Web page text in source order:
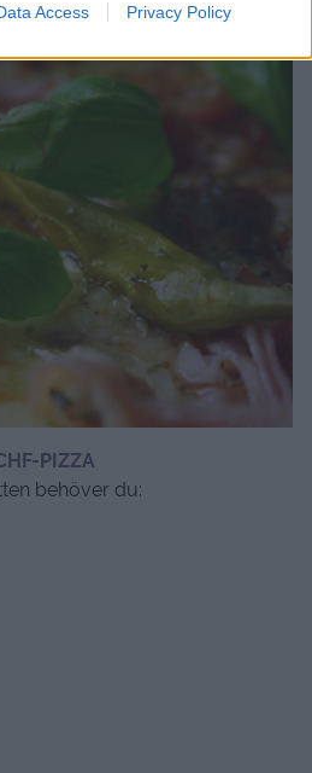
Access Privacy Policy
PIZZA
behöver du: